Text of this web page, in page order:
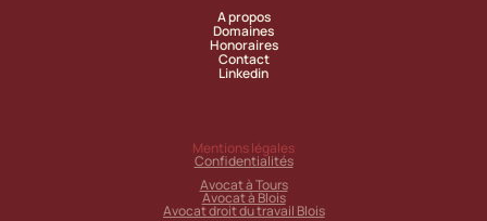
A propos
Domaines
Honoraires
Contact
Linkedin
Mentions légales
Confidentialités
Avocat à Tours
Avocat à Blois
Avocat droit du travail Blois